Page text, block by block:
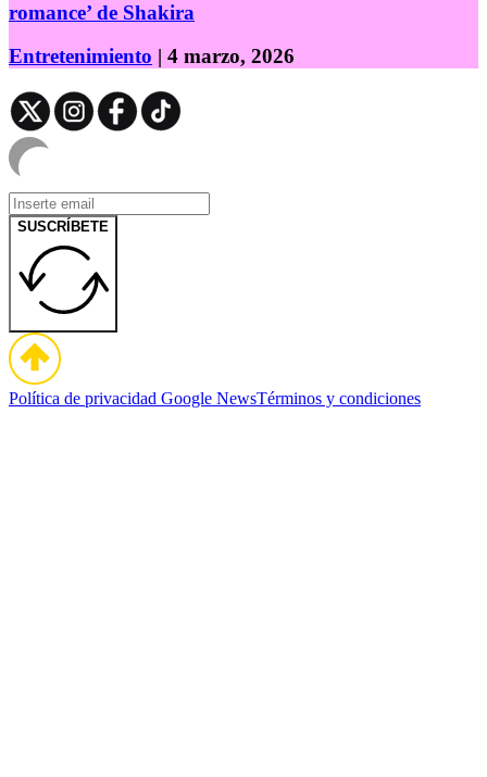
romance’ de Shakira
Entretenimiento | 4 marzo, 2026
SUSCRÍBETE
Política de privacidad Google NewsTérminos y condiciones